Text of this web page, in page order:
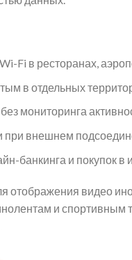
Fi в ресторанах,
в отдельных
мониторинга
внешнем
банкинга и покупок в
отображения видео
и